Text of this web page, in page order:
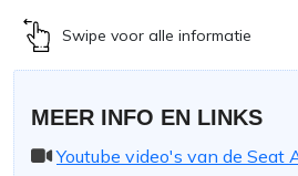
Swipe voor alle informatie
MEER INFO EN LINKS
Youtube video's van de Seat